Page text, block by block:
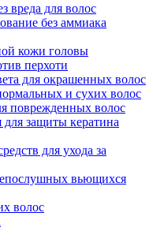
вреда для волос
без аммиака
кожи головы
перхоти
для окрашенных волос
и сухих волос
поврежденных волос
защиты кератина
для ухода за
вьющихся
волос